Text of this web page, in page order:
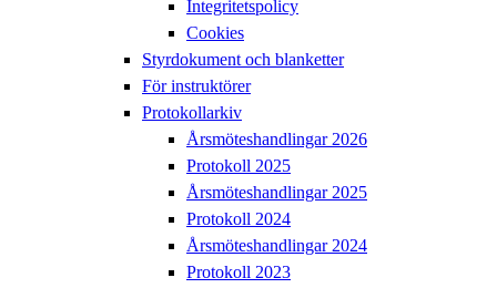
Integritetspolicy
Cookies
Styrdokument och blanketter
För instruktörer
Protokollarkiv
Årsmöteshandlingar 2026
Protokoll 2025
Årsmöteshandlingar 2025
Protokoll 2024
Årsmöteshandlingar 2024
Protokoll 2023